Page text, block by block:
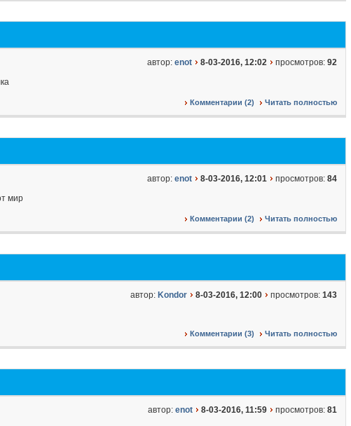
автор: enot 8-03-2016, 12:02 просмотров: 92
Комментарии (2) Читать полностью
автор: enot 8-03-2016, 12:01 просмотров: 84
Комментарии (2) Читать полностью
автор: Kondor 8-03-2016, 12:00 просмотров: 143
Комментарии (3) Читать полностью
автор: enot 8-03-2016, 11:59 просмотров: 81